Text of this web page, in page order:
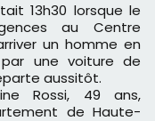
au Centre
un homme en
une voiture de
aussitôt.
Rossi, 49 ans,
de Haute-